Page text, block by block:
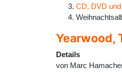
CD, DVD
Yearwood,
Details
von Marc